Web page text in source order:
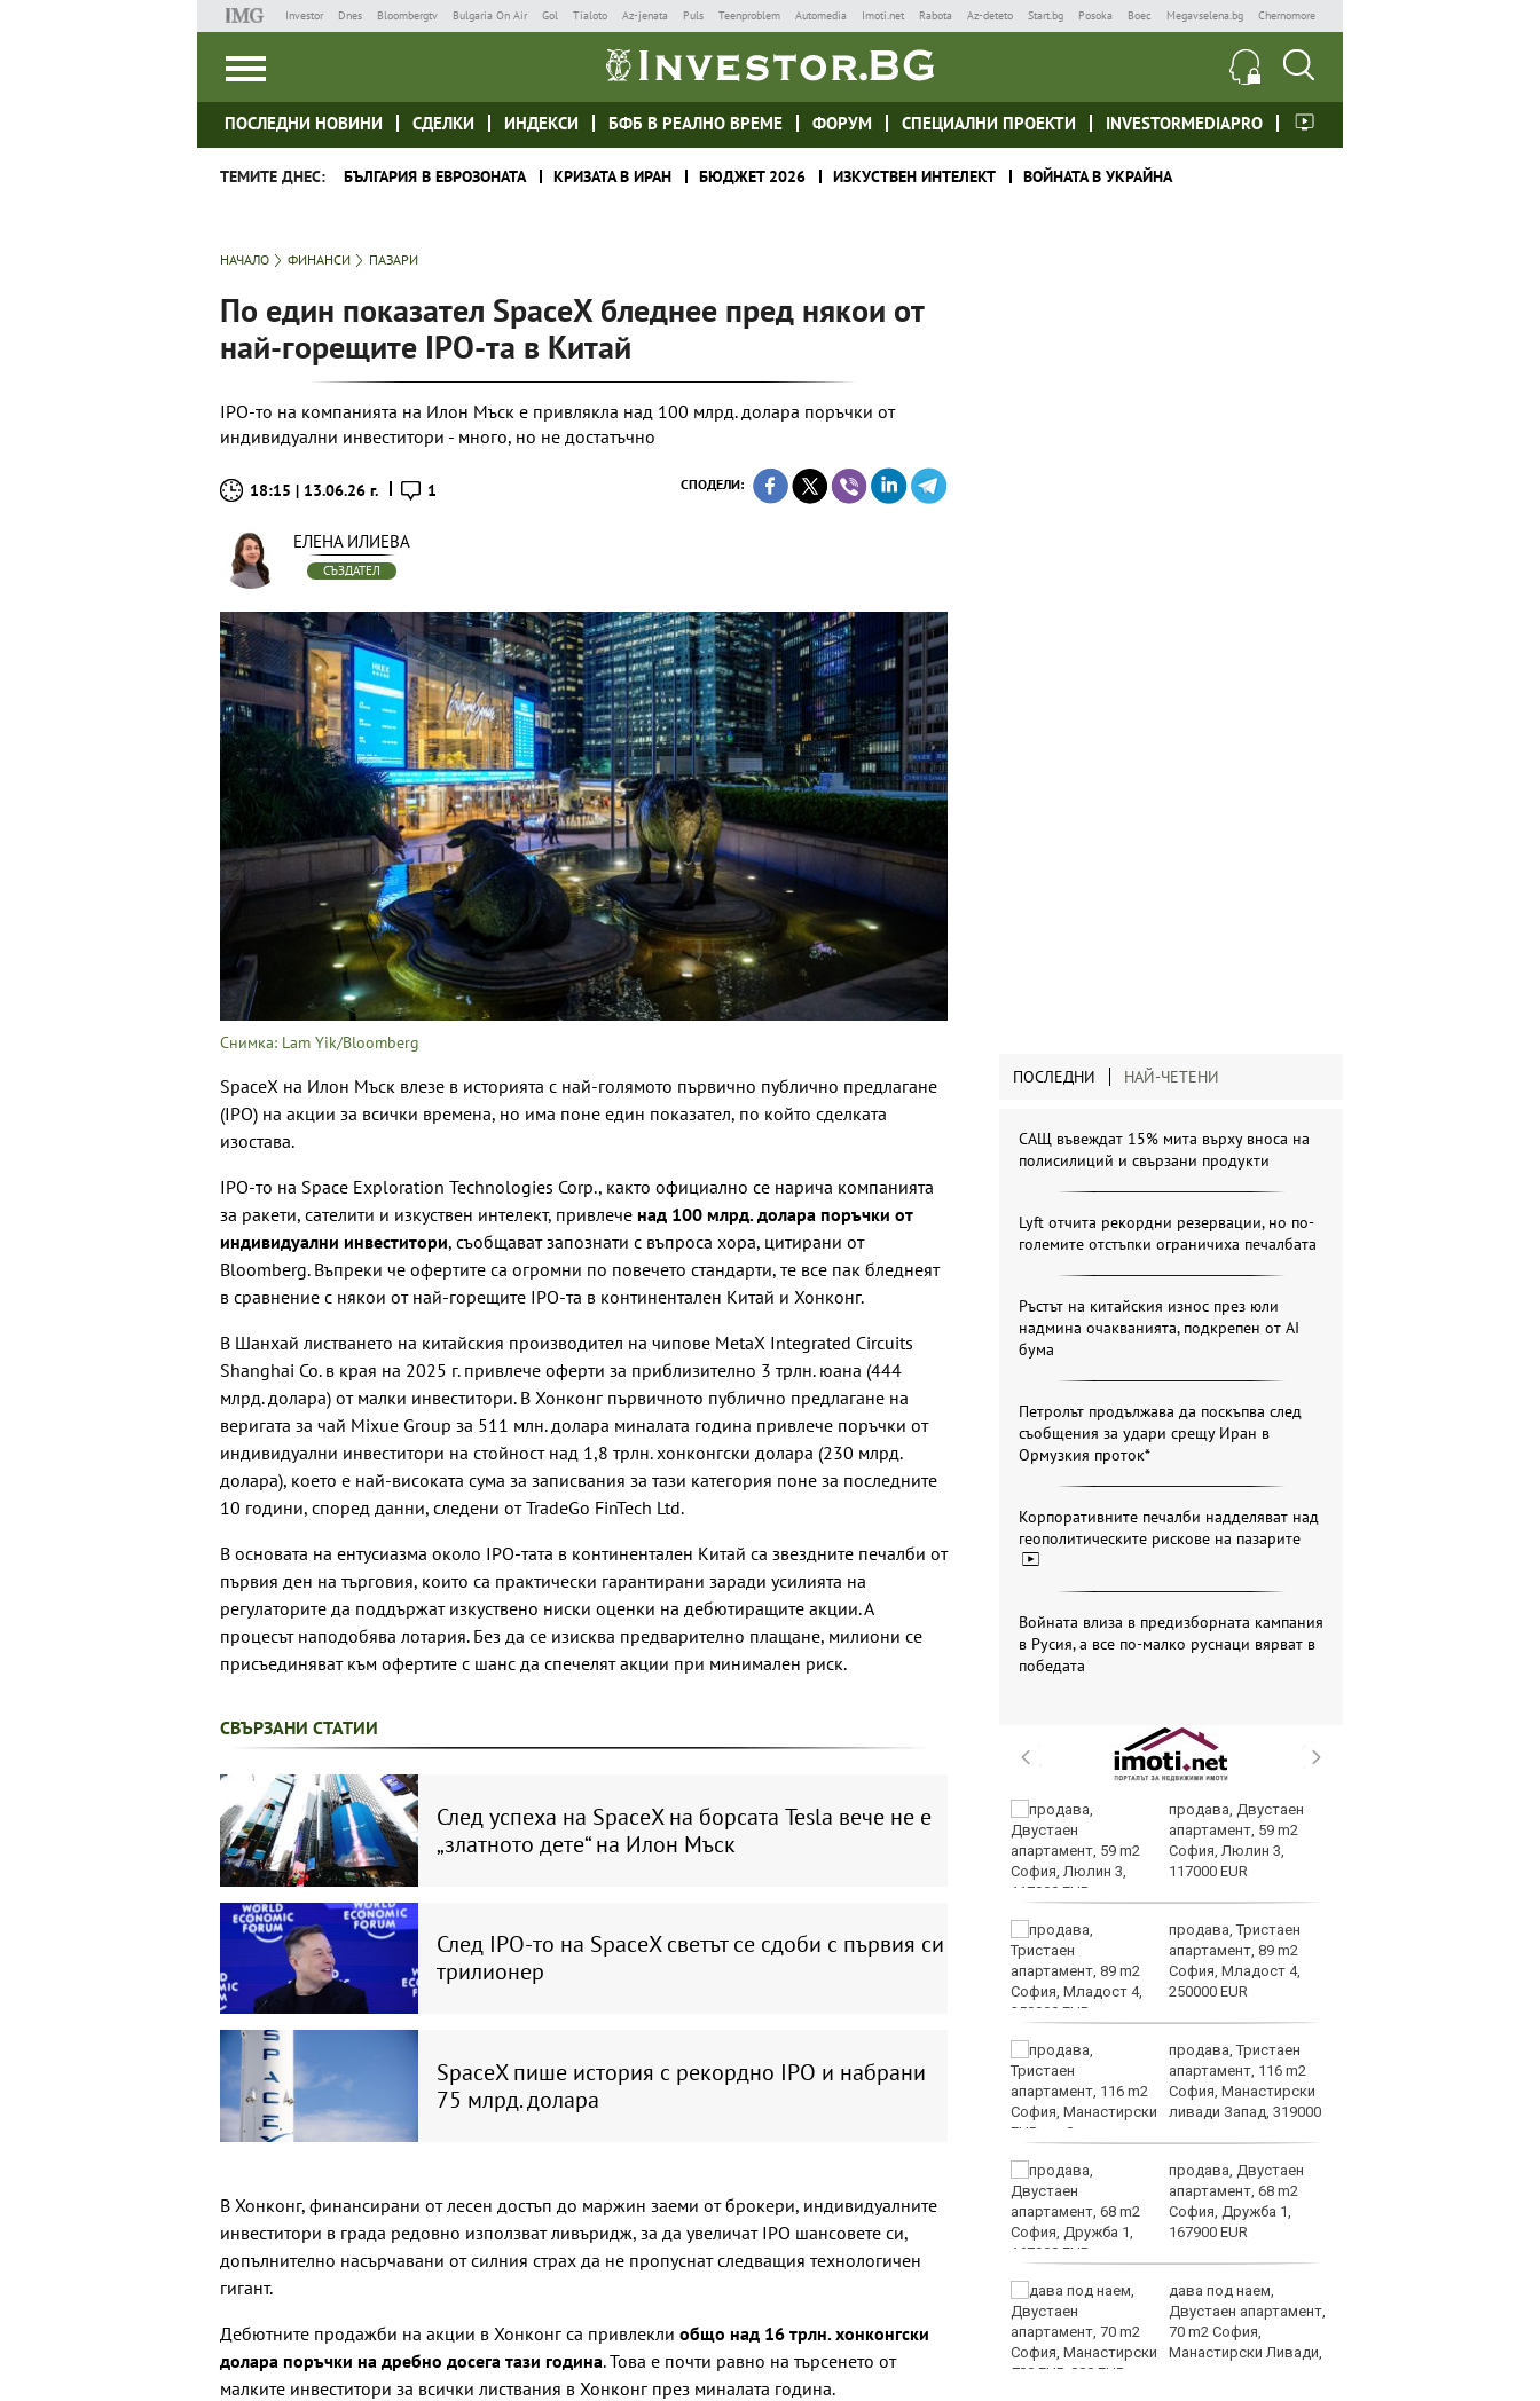
Investor Dnes Bloombergtv Bulgaria On Air Gol Tialoto Az-jenata Puls Teenproblem Automedia Imoti.net Rabota Az-deteto Start.bg Posoka Boec Megavselena.bg Chernomore
ПОСЛЕДНИ НОВИНИ СДЕЛКИ ИНДЕКСИ БФБ В РЕАЛНО ВРЕМЕ ФОРУМ СПЕЦИАЛНИ ПРОЕКТИ INVESTORMEDIAPRO
ТЕМИТЕ ДНЕС: БЪЛГАРИЯ В ЕВРОЗОНАТА КРИЗАТА В ИРАН БЮДЖЕТ 2026 ИЗКУСТВЕН ИНТЕЛЕКТ ВОЙНАТА В УКРАЙНА
НАЧАЛО ФИНАНСИ ПАЗАРИ
По един показател SpaceX бледнее пред някои от
най-горещите IPO-та в Китай
IPO-то на компанията на Илон Мъск е привлякла над 100 млрд. долара поръчки от
индивидуални инвеститори - много, но не достатъчно
18:15 | 13.06.26 г. 1 СПОДЕЛИ:
ЕЛЕНА ИЛИЕВА
СЪЗДАТЕЛ
Снимка: Lam Yik/Bloomberg
SpaceX на Илон Мъск влезе в историята с най-голямото първично публично предлагане
(IPO) на акции за всички времена, но има поне един показател, по който сделката
изостава.
IPO-то на Space Exploration Technologies Corp., както официално се нарича компанията
за ракети, сателити и изкуствен интелект, привлече над 100 млрд. долара поръчки от
индивидуални инвеститори, съобщават запознати с въпроса хора, цитирани от
Bloomberg. Въпреки че офертите са огромни по повечето стандарти, те все пак бледнеят
в сравнение с някои от най-горещите IPO-та в континентален Китай и Хонконг.
В Шанхай листването на китайския производител на чипове MetaX Integrated Circuits
Shanghai Co. в края на 2025 г. привлече оферти за приблизително 3 трлн. юана (444
млрд. долара) от малки инвеститори. В Хонконг първичното публично предлагане на
веригата за чай Mixue Group за 511 млн. долара миналата година привлече поръчки от
индивидуални инвеститори на стойност над 1,8 трлн. хонконгски долара (230 млрд.
долара), което е най-високата сума за записвания за тази категория поне за последните
10 години, според данни, следени от TradeGo FinTech Ltd.
В основата на ентусиазма около IPO-тата в континентален Китай са звездните печалби от
първия ден на търговия, които са практически гарантирани заради усилията на
регулаторите да поддържат изкуствено ниски оценки на дебютиращите акции. А
процесът наподобява лотария. Без да се изисква предварително плащане, милиони се
присъединяват към офертите с шанс да спечелят акции при минимален риск.
СВЪРЗАНИ СТАТИИ
След успеха на SpaceX на борсата Tesla вече не е
„златното дете“ на Илон Мъск
След IPO-то на SpaceX светът се сдоби с първия си
трилионер
SpaceX пише история с рекордно IPO и набрани
75 млрд. долара
В Хонконг, финансирани от лесен достъп до маржин заеми от брокери, индивидуалните
инвеститори в града редовно използват ливъридж, за да увеличат IPO шансовете си,
допълнително насърчавани от силния страх да не пропуснат следващия технологичен
гигант.
Дебютните продажби на акции в Хонконг са привлекли общо над 16 трлн. хонконгски
долара поръчки на дребно досега тази година. Това е почти равно на търсенето от
малките инвеститори за всички листвания в Хонконг през миналата година.
ПОСЛЕДНИ НАЙ-ЧЕТЕНИ
САЩ въвеждат 15% мита върху вноса на
полисилиций и свързани продукти
Lyft отчита рекордни резервации, но по-
големите отстъпки ограничиха печалбата
Ръстът на китайския износ през юли
надмина очакванията, подкрепен от AI
бума
Петролът продължава да поскъпва след
съобщения за удари срещу Иран в
Ормузкия проток*
Корпоративните печалби надделяват над
геополитическите рискове на пазарите
Войната влиза в предизборната кампания
в Русия, а все по-малко руснаци вярват в
победата
Петролът поскъпва
заради опасенията от
ликвидирани за
2026
спешния телефон
продава, Двустаен
апартамент, 59 m2
София, Люлин 3,
117000 EUR
продава, Тристаен
апартамент, 89 m2
София, Младост 4,
250000 EUR
продава, Тристаен
апартамент, 116 m2
София, Манастирски
ливади Запад, 319000
EUR
продава, Двустаен
апартамент, 68 m2
София, Дружба 1,
167900 EUR
дава под наем,
Двустаен апартамент,
70 m2 София,
Манастирски Ливади,
800 EUR